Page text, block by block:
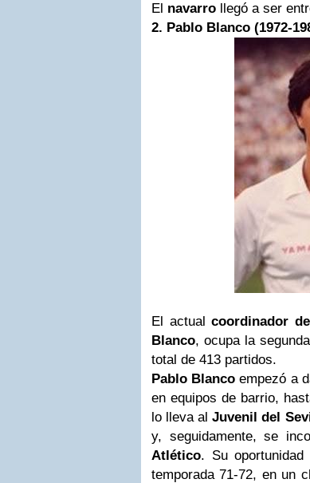
El navarro llegó a ser
2. Pablo Blanco (1972-
El actualcoordinador
Blanco, ocupa la
total de 413 partidos.
Pablo Blanco empezó a
en equipos de barrio,
lo lleva al Juvenil del
y, seguidamente, se
Atlético. Su
temporada 71-72, en un